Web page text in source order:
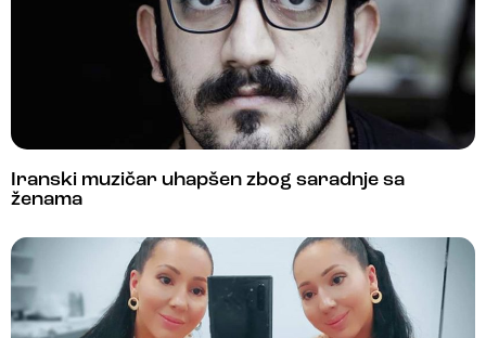
Iranski muzičar uhapšen zbog saradnje sa
ženama